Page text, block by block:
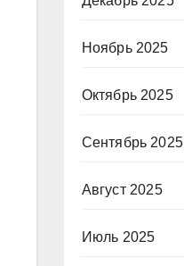
Ноябрь 2025
Октябрь 2025
Сентябрь 2025
Август 2025
Июль 2025